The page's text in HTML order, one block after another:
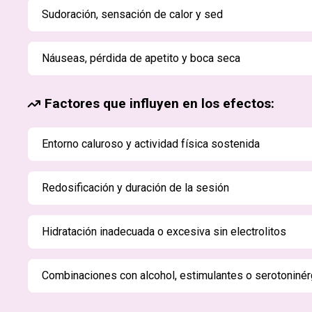
Sudoración, sensación de calor y sed
Náuseas, pérdida de apetito y boca seca
Factores que influyen en los efectos:
Entorno caluroso y actividad física sostenida
Redosificación y duración de la sesión
Hidratación inadecuada o excesiva sin electrolitos
Combinaciones con alcohol, estimulantes o